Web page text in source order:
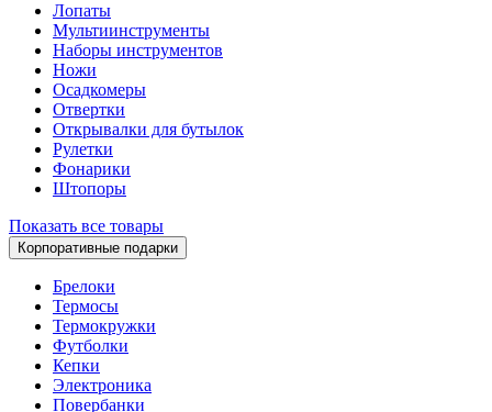
Лопаты
Мультиинструменты
Наборы инструментов
Ножи
Осадкомеры
Отвертки
Открывалки для бутылок
Рулетки
Фонарики
Штопоры
Показать все товары
Корпоративные подарки
Брелоки
Термосы
Термокружки
Футболки
Кепки
Электроника
Повербанки